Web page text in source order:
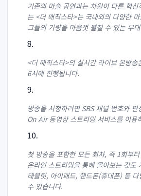
기존의 마술 공연과는 차원이 다른 혁
는 <더 매직스타>는 국내외의 다양한
그들의 기량을 마음껏 펼칠 수 있는 무
<더 매직스타>의 실시간 라이브 본방송
6시에 진행됩니다.
방송을 시청하려면 SBS 채널 번호와
On Air 동영상 스트리밍 서비스를 이용
첫 방송을 포함한 모든 회차, 즉 1회부
온라인 스트리밍을 통해 몰아보는 것도
태블릿, 아이패드, 핸드폰(휴대폰) 등
수 있습니다.